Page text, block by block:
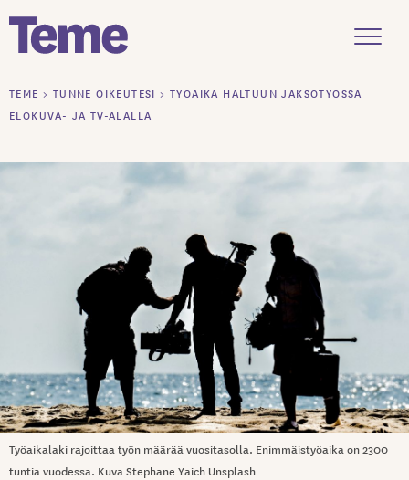
Siirry
sisältöön
TEME > TUNNE OIKEUTESI >TYÖAIKA HALTUUN JAKSOTYÖSSÄ
ELOKUVA- JA TV-ALALLA
Työaikalaki rajoittaa työn määrää vuositasolla. Enimmäistyöaika on 2300
tuntia vuodessa. Kuva Stephane Yaich Unsplash